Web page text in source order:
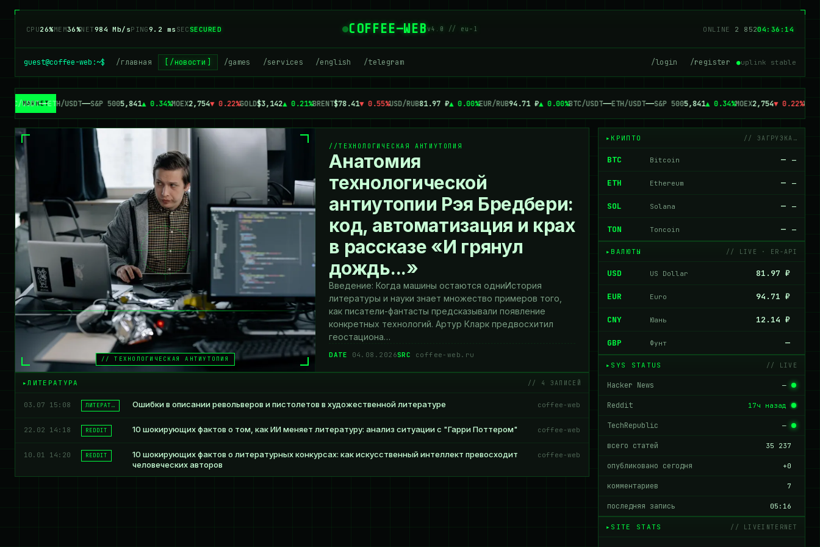
CPU26%MEM36%NET984 Mb/sPING9.2 ms SECSECURED COFFEE—WEBv4.0 // eu-1 ONLINE 2 85204:36:14
guest@coffee-web:~$ /главная /новости /games /services /english /telegram /login /register ●uplink stable
BTC/USDT——ETH/USDT——S&P 5005,841▲ 0.34%MOEX2,754▼ 0.22%GOLD$3,142▲ 0.21%BRENT$78.41▼ 0.55%USD/RUB81.97 ₽▲ 0.00%EUR/RUB94.71 ₽▲ 0.00%BTC/USDT——ETH/USDT——S&P 5005,841▲ 0.34%MOEX2,754▼ 0.22%GOLD
// ТЕХНОЛОГИЧЕСКАЯ АНТИУТОПИЯ
ТЕХНОЛОГИЧЕСКАЯ АНТИУТОПИЯ
Анатомия
технологической
антиутопии Рэя Бредбери:
код, автоматизация и крах
в рассказе «И грянул
дождь...»
Введение: Когда машины остаются одниИстория
литературы и науки знает множество примеров того,
как писатели-фантасты предсказывали появление
конкретных технологий. Артур Кларк предвосхитил
геостациона…
DATE 04.08.2026SRC coffee-web.ru
ЛИТЕРАТУРА // 4 ЗАПИСЕЙ
03.07 15:08 ЛИТЕРАТ… Ошибки в описании револьверов и пистолетов в художественной литературе coffee-web
22.02 14:18 REDDIT 10 шокирующих фактов о том, как ИИ меняет литературу: анализ ситуации с "Гарри Поттером" coffee-web
10.01 14:20 REDDIT
10 шокирующих фактов о литературных конкурсах: как искусственный интеллект превосходит
человеческих авторов
coffee-web
КРИПТО // ЗАГРУЗКА…
BTC Bitcoin — —
ETH Ethereum — —
SOL Solana — —
TON Toncoin — —
ВАЛЮТЫ // LIVE · ER-API
USD US Dollar 81.97 ₽
EUR Euro 94.71 ₽
CNY Юань 12.14 ₽
GBP Фунт —
SYS STATUS // LIVE
Hacker News —
Reddit 17ч назад
TechRepublic —
всего статей 35 237
опубликовано сегодня +0
комментариев 7
последняя запись 05:16
SITE STATS // LIVEINTERNET